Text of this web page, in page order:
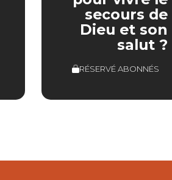
secours de
Dieu et son
salut ?
RÉSERVÉ ABONNÉS